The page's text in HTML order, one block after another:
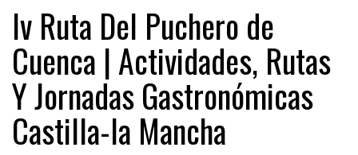
Iv Ruta Del Puchero de
Cuenca | Actividades, Rutas
Y Jornadas Gastronómicas
Castilla-la Mancha